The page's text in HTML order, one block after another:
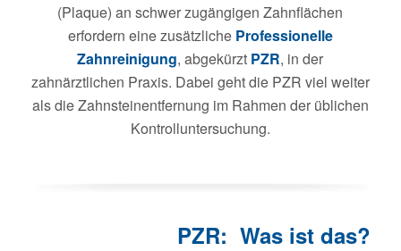
(Plaque) an schwer zugängigen Zahnflächen
erfordern eine zusätzliche Professionelle
Zahnreinigung, abgekürzt PZR, in der
zahnärztlichen Praxis. Dabei geht die PZR viel weiter
als die Zahnsteinentfernung im Rahmen der üblichen
Kontrolluntersuchung.
PZR: Was ist das?